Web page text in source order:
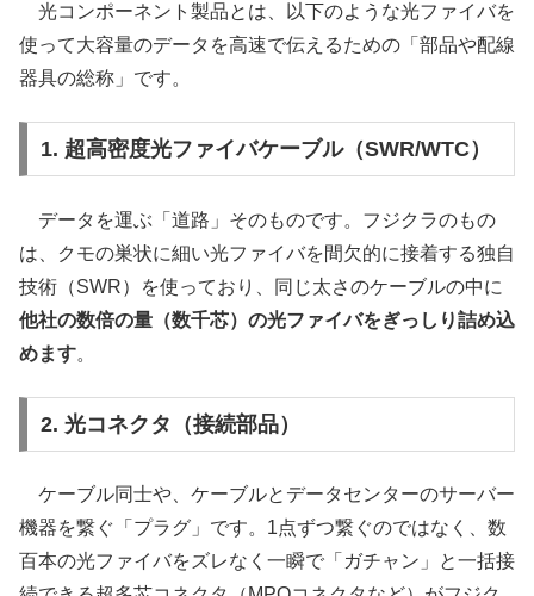
光コンポーネント製品とは、以下のような光ファイバを
使って大容量のデータを高速で伝えるための「部品や配線
器具の総称」です。
1. 超高密度光ファイバケーブル（SWR/WTC）
データを運ぶ「道路」そのものです。フジクラのもの
は、クモの巣状に細い光ファイバを間欠的に接着する独自
技術（SWR）を使っており、同じ太さのケーブルの中に
他社の数倍の量（数千芯）の光ファイバをぎっしり詰め込
めます。
2. 光コネクタ（接続部品）
ケーブル同士や、ケーブルとデータセンターのサーバー
機器を繋ぐ「プラグ」です。1点ずつ繋ぐのではなく、数
百本の光ファイバをズレなく一瞬で「ガチャン」と一括接